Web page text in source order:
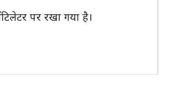
पर रखा गया है।